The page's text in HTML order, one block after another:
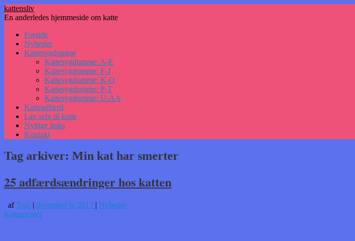
kattensliv
En anderledes hjemmeside om katte
Hop
indhold
Forside
Nyheder
Kattesygdomme
Kattesygdomme: A-E
Kattesygdomme: F-J
Kattesygdomme: K-O
Kattesygdomme: P-T
Kattesygdomme: U-AA
Katteadfærd
Lav selv til katte
Nyttige links
Kontakt
Tag arkiver: Min kat har smerter
25 adfærdsændringer hos katten
afToni | december 6, 2017 | Nyheder
Kommentér